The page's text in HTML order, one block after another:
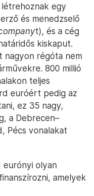
egy
és menedzselő
t), és a cég
kiskaput.
nagyon régóta nem
800 millió
teljes
euróért pedig az
ez 35 nagy,
a Debrecen–
Pécs vonalakat
eurónyi olyan
amelyek